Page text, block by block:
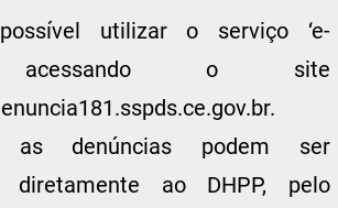
utilizar o serviço ‘e-
acessando o site
as denúncias podem ser
diretamente ao DHPP, pelo